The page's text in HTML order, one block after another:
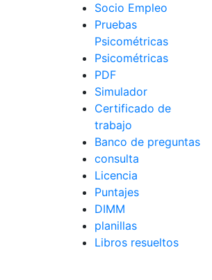
Socio Empleo
Pruebas
Psicométricas
Psicométricas
PDF
Simulador
Certificado de
trabajo
Banco de preguntas
consulta
Licencia
Puntajes
DIMM
planillas
Libros resueltos